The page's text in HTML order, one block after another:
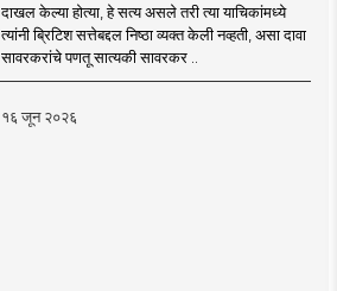
दाखल केल्या होत्या, हे सत्य असले तरी त्या याचिकांमध्ये
त्यांनी ब्रिटिश सत्तेबद्दल निष्ठा व्यक्त केली नव्हती, असा दावा
सावरकरांचे पणतू सात्यकी सावरकर ..
१६ जून २०२६